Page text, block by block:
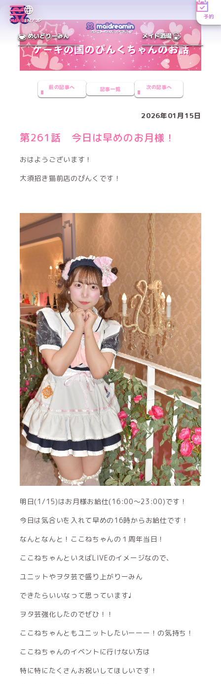
MENUEN／JP
予約
めいどりーみん メイド酒場
前の記事へ 記事一覧 次の記事へ
2026年01月15日
第261話 今日は早めのお月様！
おはようございます！
大須招き猫前店のぴんくです！
明日(1/15)はお月様お給仕(16:00〜23:00)です！
今日は気合いを入れて早めの16時からお給仕です！
なんとなんと！ここねちゃんの１周年当日！
ここねちゃんといえばLIVEのイメージなので、
ユニットやヲタ芸で盛り上がりーみん
できたらいいなって思っています♩
ヲタ芸強化したのでぜひ！！
ここねちゃんともユニットしたいーーー！の気持ち！
ここねちゃんのイベントに行けない方は
特に特にたくさんお祝いしてほしいです！